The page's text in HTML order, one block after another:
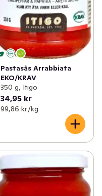
Pastasås Arrabbiata
EKO/KRAV
350 g, Itigo
34,95 kr
99,86 kr /kg